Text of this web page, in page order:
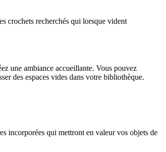
crochets recherchés qui lorsque vident
une ambiance accueillante. Vous pouvez
des espaces vides dans votre bibliothèque.
incorporées qui mettront en valeur vos objets de